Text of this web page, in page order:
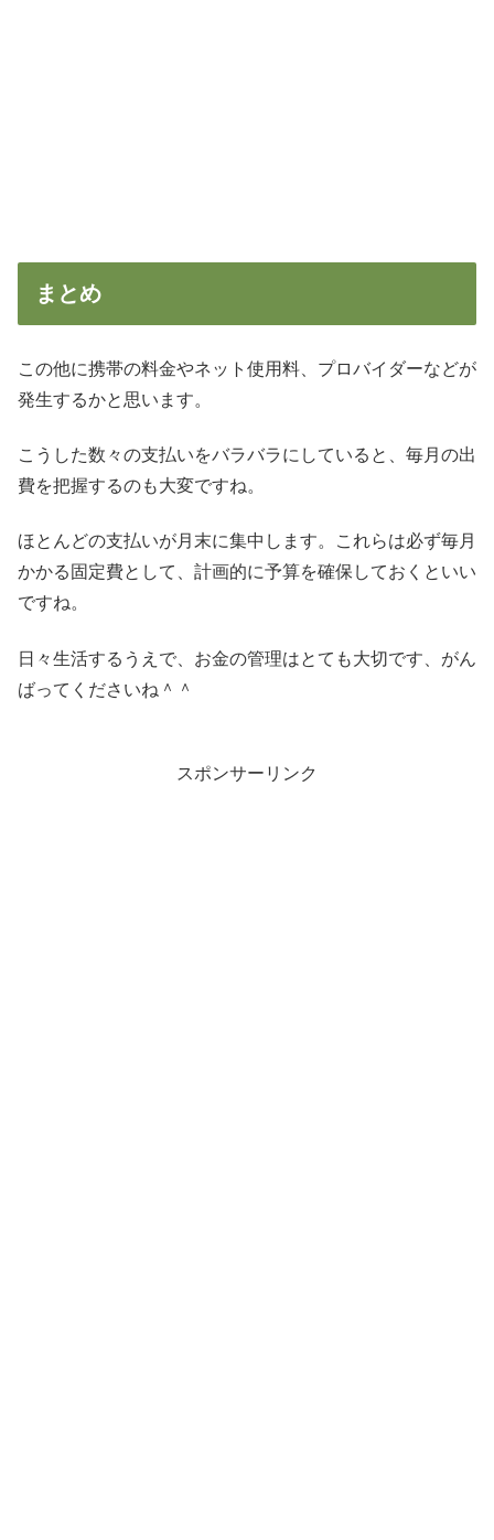
まとめ
この他に携帯の料金やネット使用料、プロバイダーなどが
発生するかと思います。
こうした数々の支払いをバラバラにしていると、毎月の出
費を把握するのも大変ですね。
ほとんどの支払いが月末に集中します。これらは必ず毎月
かかる固定費として、計画的に予算を確保しておくといい
ですね。
日々生活するうえで、お金の管理はとても大切です、がん
ばってくださいね＾＾
スポンサーリンク